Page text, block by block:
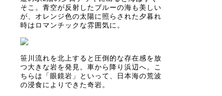
そこ。青空が反射したブルーの海も美しい
が、オレンジ色の太陽に照らされた夕暮れ
時はロマンチックな雰囲気に。
笹川流れを北上すると圧倒的な存在感を放
つ大きな岩を発見。車から降り浜辺へ。こ
ちらは「眼鏡岩」といって、日本海の荒波
の浸食によりできた奇岩。